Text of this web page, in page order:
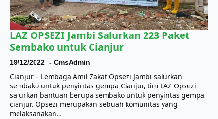
LAZ OPSEZI Jambi Salurkan 223 Paket
Sembako untuk Cianjur
19/12/2022 CmsAdmin
Cianjur – Lembaga Amil Zakat Opsezi Jambi salurkan
sembako untuk penyintas gempa Cianjur, tim LAZ Opsezi
salurkan bantuan berupa sembako untuk penyintas gempa
cianjur. Opsezi merupakan sebuah komunitas yang
melaksanakan…